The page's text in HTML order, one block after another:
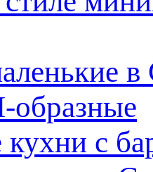
в
с